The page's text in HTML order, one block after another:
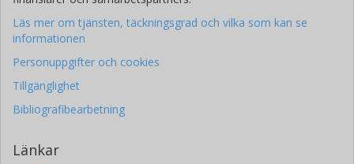
Läs mer om tjänsten, täckningsgrad och vilka som kan se
informationen
Personuppgifter och cookies
Tillgänglighet
Bibliografibearbetning
Länkar